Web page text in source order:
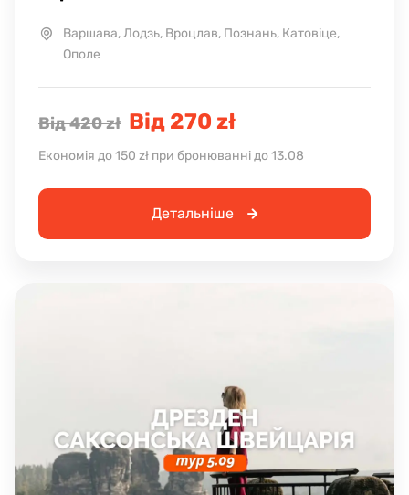
Варшава, Лодзь, Вроцлав, Познань, Катовіце,
Ополе
Від 420 zł Від 270 zł
Економія до 150 zł при бронюванні до 13.08
Детальніше